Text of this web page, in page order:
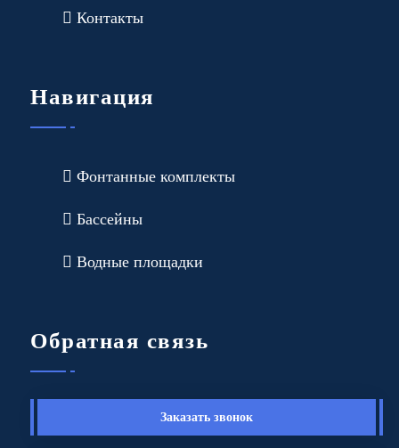
Контакты
Навигация
Фонтанные комплекты
Бассейны
Водные площадки
Обратная связь
Заказать звонок